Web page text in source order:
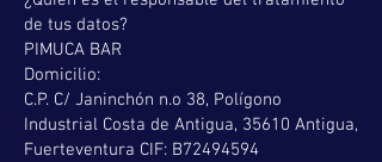
de tus datos?
PIMUCA BAR
Domicilio:
C.P. C/ Janinchón n.o 38, Polígono
Industrial Costa de Antigua, 35610 Antigua,
Fuerteventura CIF: B72494594